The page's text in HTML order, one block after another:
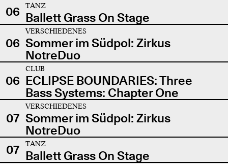
06
TANZ
Ballett Grass On Stage
06
VERSCHIEDENES
Sommer im Südpol: Zirkus
NotreDuo
06
CLUB
ECLIPSE BOUNDARIES: Three
Bass Systems: Chapter One
07
VERSCHIEDENES
Sommer im Südpol: Zirkus
NotreDuo
07
TANZ
Ballett Grass On Stage